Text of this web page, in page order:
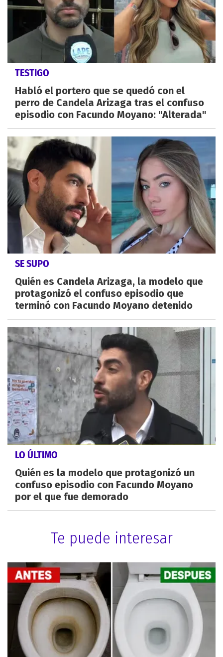
TESTIGO
Habló el portero que se quedó con el
perro de Candela Arizaga tras el confuso
episodio con Facundo Moyano: "Alterada"
SE SUPO
Quién es Candela Arizaga, la modelo que
protagonizó el confuso episodio que
terminó con Facundo Moyano detenido
LO ÚLTIMO
Quién es la modelo que protagonizó un
confuso episodio con Facundo Moyano
por el que fue demorado
Te puede interesar